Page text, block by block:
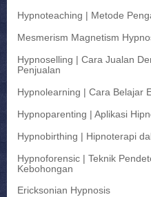
Hypnoteaching | Metode
Mesmerism Magnetism
Hypnoselling | Cara Jualan
Penjualan
Hypnolearning | Cara Belajar
Hypnoparenting | Aplikasi
Hypnobirthing | Hipnoterapi
Hypnoforensic | Teknik
Kebohongan
Ericksonian Hypnosis